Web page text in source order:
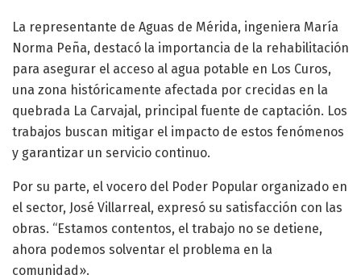
La representante de Aguas de Mérida, ingeniera María
Norma Peña, destacó la importancia de la rehabilitación
para asegurar el acceso al agua potable en Los Curos,
una zona históricamente afectada por crecidas en la
quebrada La Carvajal, principal fuente de captación. Los
trabajos buscan mitigar el impacto de estos fenómenos
y garantizar un servicio continuo.
Por su parte, el vocero del Poder Popular organizado en
el sector, José Villarreal, expresó su satisfacción con las
obras. “Estamos contentos, el trabajo no se detiene,
ahora podemos solventar el problema en la
comunidad».